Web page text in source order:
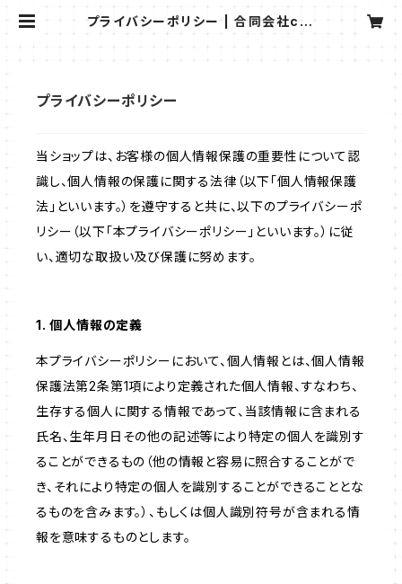
プライバシーポリシー | 合同会社cro
プライバシーポリシー
当ショップは、お客様の個人情報保護の重要性について認
識し、個人情報の保護に関する法律（以下「個人情報保護
法」といいます。）を遵守すると共に、以下のプライバシーポ
リシー（以下「本プライバシーポリシー」といいます。）に従
い、適切な取扱い及び保護に努めます。
1. 個人情報の定義
本プライバシーポリシーにおいて、個人情報とは、個人情報
保護法第2条第1項により定義された個人情報、すなわち、
生存する個人に関する情報であって、当該情報に含まれる
氏名、生年月日その他の記述等により特定の個人を識別す
ることができるもの（他の情報と容易に照合することがで
き、それにより特定の個人を識別することができることとな
るものを含みます。）、もしくは個人識別符号が含まれる情
報を意味するものとします。